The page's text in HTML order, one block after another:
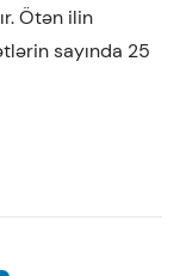
Ötən ilin
sayında 25